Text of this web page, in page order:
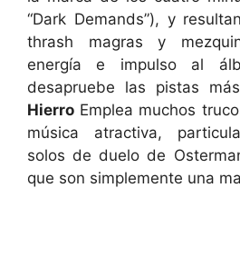
“Dark Demands”), y
thrash magras y
energía e impulso al
desapruebe las pistas
Hierro Emplea muchos
música atractiva,
solos de duelo de
que son simplemente una